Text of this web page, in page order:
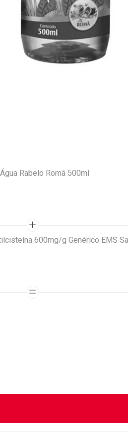
Rabelo Romã 500ml
600mg/g Genérico EMS